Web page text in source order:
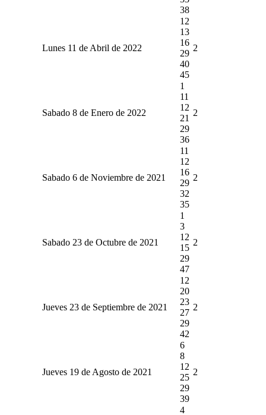
38
Lunes 11 de Abril de 2022
12
13
16
29
40
45
2
Sabado 8 de Enero de 2022
1
11
12
21
29
36
2
Sabado 6 de Noviembre de 2021
11
12
16
29
32
35
2
Sabado 23 de Octubre de 2021
1
3
12
15
29
47
2
Jueves 23 de Septiembre de 2021
12
20
23
27
29
42
2
Jueves 19 de Agosto de 2021
6
8
12
25
29
39
2
4